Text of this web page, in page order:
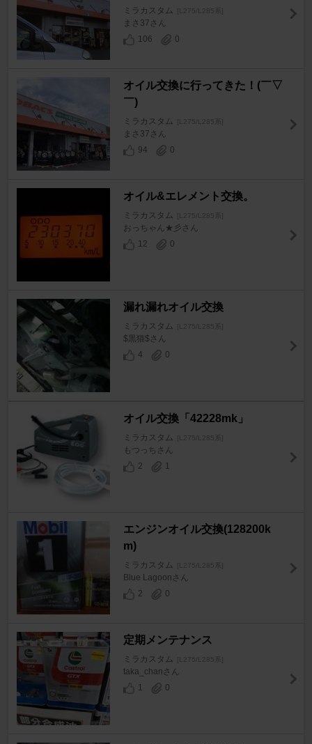
ミラカスタム [L275/L285系]
まさ37さん
106
0
オイル交換に行ってきた！(￣▽
￣)
ミラカスタム [L275/L285系]
まさ37さん
94
0
オイル&エレメント交換。
ミラカスタム [L275/L285系]
おっちゃん★彡さん
12
0
漏れ漏れオイル交換
ミラカスタム [L275/L285系]
$黒猫$さん
4
0
オイル交換「42228mk」
ミラカスタム [L275/L285系]
もつっちさん
2
1
エンジンオイル交換(128200k
m)
ミラカスタム [L275/L285系]
Blue Lagoonさん
2
0
定期メンテナンス
ミラカスタム [L275/L285系]
taka_chanさん
1
0